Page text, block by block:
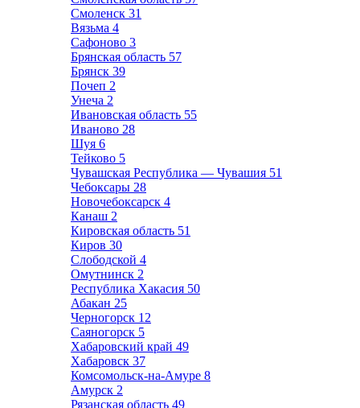
Смоленск 31
Вязьма 4
Сафоново 3
Брянская область 57
Брянск 39
Почеп 2
Унеча 2
Ивановская область 55
Иваново 28
Шуя 6
Тейково 5
Чувашская Республика — Чувашия 51
Чебоксары 28
Новочебоксарск 4
Канаш 2
Кировская область 51
Киров 30
Слободской 4
Омутнинск 2
Республика Хакасия 50
Абакан 25
Черногорск 12
Саяногорск 5
Хабаровский край 49
Хабаровск 37
Комсомольск-на-Амуре 8
Амурск 2
Рязанская область 49